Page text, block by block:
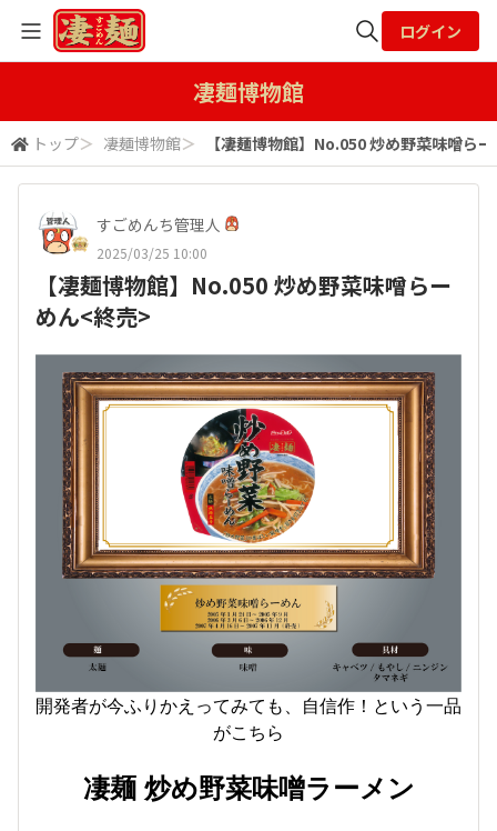
検索
ログイン
凄麺博物館
トップ＞ 凄麺博物館＞ 【凄麺博物館】No.050 炒め野菜味噌ら
すごめんち管理人
2025/03/25 10:00
【凄麺博物館】No.050 炒め野菜味噌らー
めん<終売>
開発者が今ふりかえってみても、自信作！という一品
がこちら
凄麺 炒め野菜味噌ラーメン